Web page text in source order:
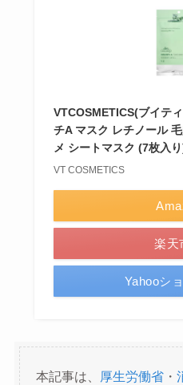
VTCOSMETICS(ブイテ
チA マスク レチノール
メ シートマスク (7枚入
VT COSMETICS
楽天
Yahooシ
本記事は、 厚生労働省・